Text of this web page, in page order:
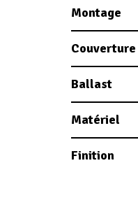
Montage
Ballast
Matériel
Finition